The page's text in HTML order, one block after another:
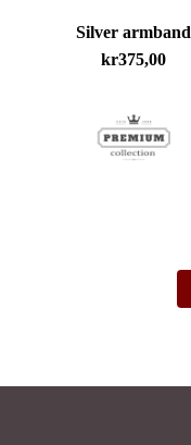
Silver armband
kr375,00